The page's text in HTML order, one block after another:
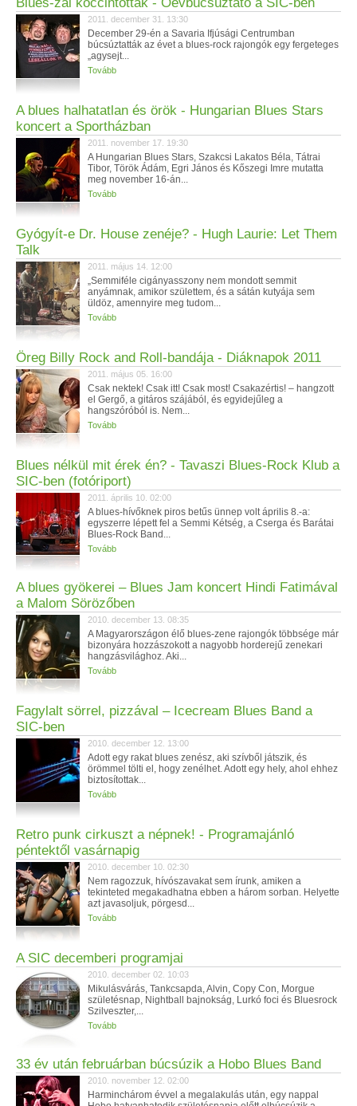
2011. december 31. 13:30
December 29-én a Savaria Ifjúsági Centrumban
búcsúztatták az évet a blues-rock rajongók egy fergeteges
„agysejt...
Tovább
A blues halhatatlan és örök - Hungarian Blues Stars
koncert a Sportházban
2011. november 17. 19:30
A Hungarian Blues Stars, Szakcsi Lakatos Béla, Tátrai
Tibor, Török Ádám, Egri János és Kőszegi Imre mutatta
meg november 16-án...
Tovább
Gyógyít-e Dr. House zenéje? - Hugh Laurie: Let Them
Talk
2011. május 14. 12:00
„Semmiféle cigányasszony nem mondott semmit
anyámnak, amikor születtem, és a sátán kutyája sem
üldöz, amennyire meg tudom...
Tovább
Öreg Billy Rock and Roll-bandája - Diáknapok 2011
2011. május 05. 16:00
Csak nektek! Csak itt! Csak most! Csakazértis! – hangzott
el Gergő, a gitáros szájából, és egyidejűleg a
hangszóróból is. Nem...
Tovább
Blues nélkül mit érek én? - Tavaszi Blues-Rock Klub a
SIC-ben (fotóriport)
2011. április 10. 02:00
A blues-hívőknek piros betűs ünnep volt április 8.-a:
egyszerre lépett fel a Semmi Kétség, a Cserga és Barátai
Blues-Rock Band...
Tovább
A blues gyökerei – Blues Jam koncert Hindi Fatimával
a Malom Sörözőben
2010. december 13. 08:35
A Magyarországon élő blues-zene rajongók többsége már
bizonyára hozzászokott a nagyobb horderejű zenekari
hangzásvilághoz. Aki...
Tovább
Fagylalt sörrel, pizzával – Icecream Blues Band a
SIC-ben
2010. december 12. 13:00
Adott egy rakat blues zenész, aki szívből játszik, és
örömmel tölti el, hogy zenélhet. Adott egy hely, ahol ehhez
biztosítottak...
Tovább
Retro punk cirkuszt a népnek! - Programajánló
péntektől vasárnapig
2010. december 10. 02:30
Nem ragozzuk, hívószavakat sem írunk, amiken a
tekinteted megakadhatna ebben a három sorban. Helyette
azt javasoljuk, pörgesd...
Tovább
A SIC decemberi programjai
2010. december 02. 10:03
Mikulásvárás, Tankcsapda, Alvin, Copy Con, Morgue
születésnap, Nightball bajnokság, Lurkó foci és Bluesrock
Szilveszter,...
Tovább
33 év után februárban búcsúzik a Hobo Blues Band
2010. november 12. 02:00
Harminchárom évvel a megalakulás után, egy nappal